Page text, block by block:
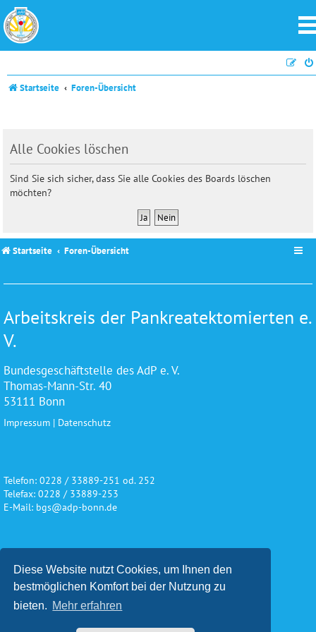
Diese Website nutzt Cookies, um Ihnen den
bestmöglichen Komfort bei der Nutzung zu
bieten. Mehr erfahren
Startseite Foren-Übersicht
Alle Cookies löschen
Sind Sie sich sicher, dass Sie alle Cookies des Boards löschen
möchten?
Startseite Foren-Übersicht
Arbeitskreis der Pankreatektomierten e.
V.
Bundesgeschäftstelle des AdP e. V.
Thomas-Mann-Str. 40
53111 Bonn
Impressum | Datenschutz
Telefon: 0228 / 33889-251 od. 252
Telefax: 0228 / 33889-253
E-Mail: bgs@adp-bonn.de
Wir danken für die freundliche
Unterstützung und Förderung